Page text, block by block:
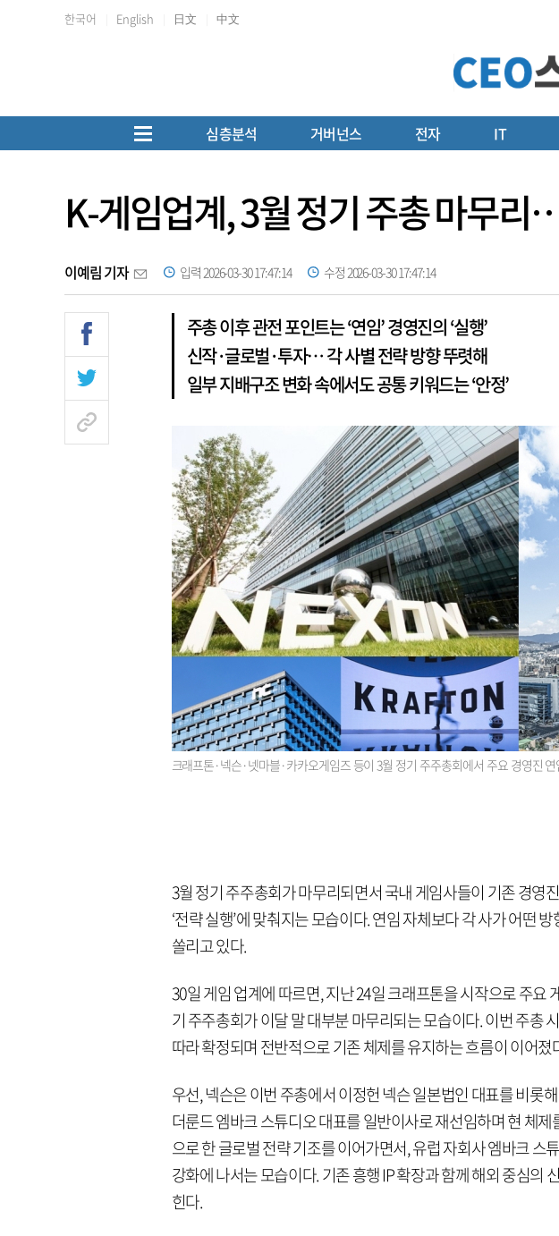
한국어 English 日文 中文
심층분석 거버넌스 전자 IT
K-게임업계, 3월 정기 주총 마무
이예림 기자 입력 2026-03-30 17:47:14 수정 2026-03-30 17:47:14
주총 이후 관전 포인트는 ‘연임’ 경영진의 ‘실행’
신작·글로벌·투자… 각 사별 전략 방향 뚜렷해
일부 지배구조 변화 속에서도 공통 키워드는 ‘안정’
크래프톤·넥슨·넷마블·카카오게임즈 등이 3월 정기 주주총회에서 주요 경영진
3월 정기 주주총회가 마무리되면서 국내 게임사들이 기존 경영
‘전략 실행’에 맞춰지는 모습이다. 연임 자체보다 각 사가 어떤
쏠리고 있다.
30일 게임 업계에 따르면, 지난 24일 크래프톤을 시작으로 주요
기 주주총회가 이달 말 대부분 마무리되는 모습이다. 이번 주총
따라 확정되며 전반적으로 기존 체제를 유지하는 흐름이 이어졌
우선, 넥슨은 이번 주총에서 이정헌 넥슨 일본법인 대표를 비롯
더룬드 엠바크 스튜디오 대표를 일반이사로 재선임하며 현 체
으로 한 글로벌 전략 기조를 이어가면서, 유럽 자회사 엠바크 스
강화에 나서는 모습이다. 기존 흥행 IP 확장과 함께 해외 중심의
힌다.